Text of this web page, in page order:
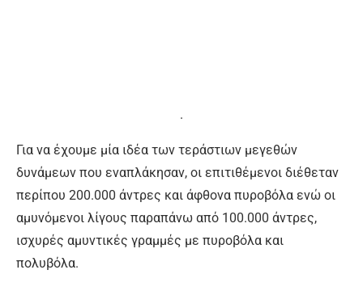
.
Για να έχουμε μία ιδέα των τεράστιων μεγεθών
δυνάμεων που εναπλάκησαν, οι επιτιθέμενοι διέθεταν
περίπου 200.000 άντρες και άφθονα πυροβόλα ενώ οι
αμυνόμενοι λίγους παραπάνω από 100.000 άντρες,
ισχυρές αμυντικές γραμμές με πυροβόλα και
πολυβόλα.